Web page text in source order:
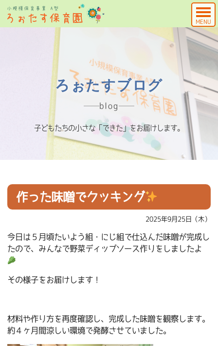
MENU
ろぉたすブログ
blog
子どもたちの小さな「できた」をお届けします。
作った味噌でクッキング
2025年9月25日（木）
今日は５月頃たいよう組・にじ組で仕込んだ味噌が完成し
たので、みんなで野菜ディップソース作りをしましたよ
その様子をお届けします！
材料や作り方を再度確認し、完成した味噌を観察します。
約４ヶ月間涼しい環境で発酵させていました。